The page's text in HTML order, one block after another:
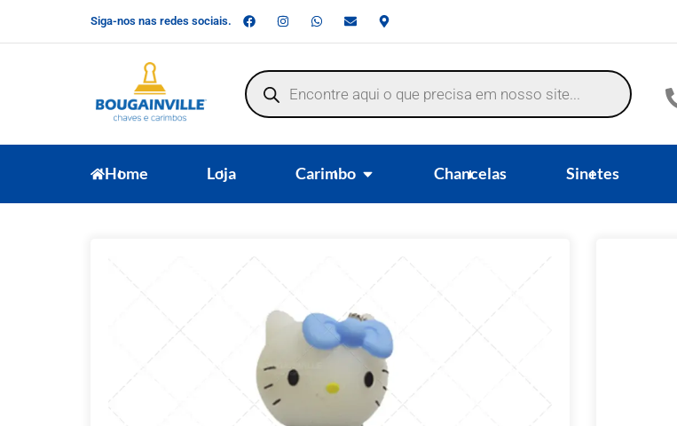
Siga-nos nas redes sociais.
Home Loja Carimbo Chancelas Sinetes